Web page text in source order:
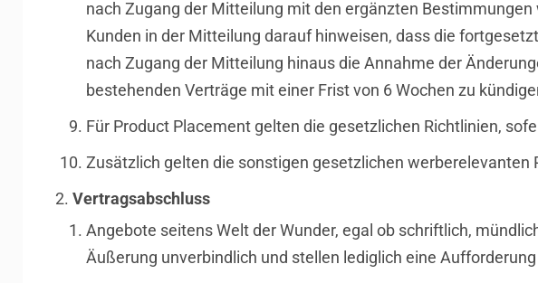
nach Zugang der Mitteilung mit den ergänzten
Kunden in der Mitteilung darauf hinweisen, dass die
nach Zugang der Mitteilung hinaus die Annahme der
bestehenden Verträge mit einer Frist von 6 Wochen zu
Für Product Placement gelten die gesetzlichen Richtlinien,
Zusätzlich gelten die sonstigen gesetzlichen werberelevanten
Vertragsabschluss
Angebote seitens Welt der Wunder, egal ob schriftlich,
Äußerung unverbindlich und stellen lediglich eine